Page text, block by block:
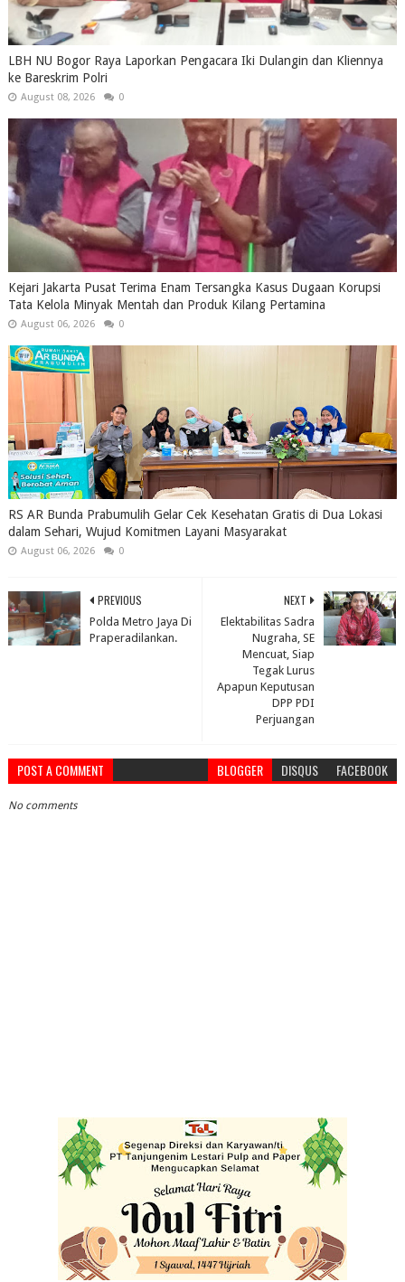
LBH NU Bogor Raya Laporkan Pengacara Iki Dulangin dan Kliennya
ke Bareskrim Polri
August 08, 2026 0
Kejari Jakarta Pusat Terima Enam Tersangka Kasus Dugaan Korupsi
Tata Kelola Minyak Mentah dan Produk Kilang Pertamina
August 06, 2026 0
RS AR Bunda Prabumulih Gelar Cek Kesehatan Gratis di Dua Lokasi
dalam Sehari, Wujud Komitmen Layani Masyarakat
August 06, 2026 0
NEXT
Elektabilitas Sadra
Nugraha, SE
Mencuat, Siap
Tegak Lurus
Apapun Keputusan
DPP PDI
Perjuangan
PREVIOUS
Polda Metro Jaya Di
Praperadilankan.
POST A COMMENT BLOGGER DISQUS FACEBOOK
No comments